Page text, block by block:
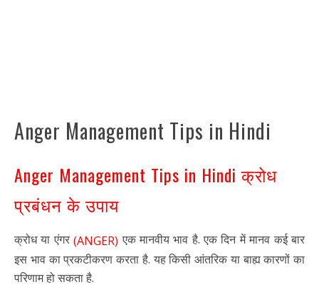
Anger Management Tips in Hindi
Anger Management Tips in Hindi क्रोध
प्रबंधन के उपाय
क्रोध या एंगर(ANGER) एक मानवीय भाव है. एक दिन में मानव कई बार
इस भाव का प्रकटीकरण करता है. यह किसी आंतरिक या बाह्य कारणों का
परिणाम हो सकता है.